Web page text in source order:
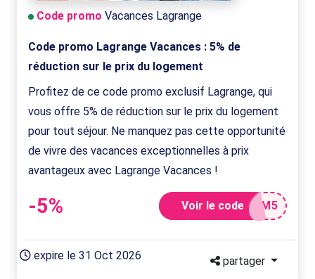
Code promo Vacances Lagrange
Code promo Lagrange Vacances : 5% de
réduction sur le prix du logement
Profitez de ce code promo exclusif Lagrange, qui
vous offre 5% de réduction sur le prix du logement
pour tout séjour. Ne manquez pas cette opportunité
de vivre des vacances exceptionnelles à prix
avantageux avec Lagrange Vacances !
-5% Voir le code EM5
expire le 31 Oct 2026 partager